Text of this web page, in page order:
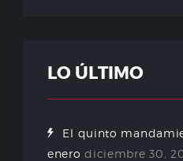
LO ÚLTIMO
El quinto
enero diciembre 30,